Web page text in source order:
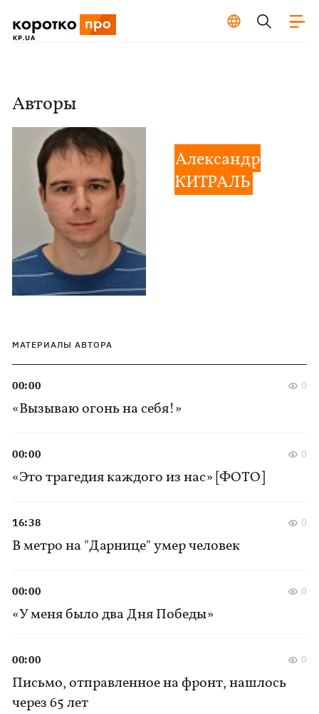
Авторы
Александр
КИТРАЛЬ
МАТЕРИАЛЫ АВТОРА
«Вызываю огонь на себя!»
00:00 0
«Это трагедия каждого из нас» [ФОТО]
00:00 0
В метро на "Дарнице" умер человек
16:38 0
«У меня было два Дня Победы»
00:00 0
Письмо, отправленное на фронт, нашлось
через 65 лет
00:00 0